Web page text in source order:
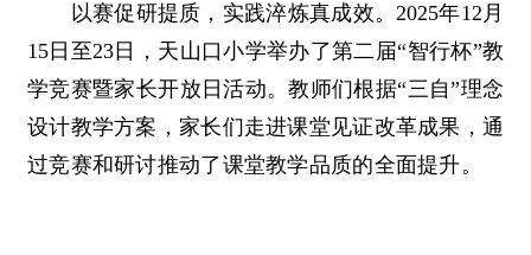
以赛促研提质，实践淬炼真成效。2025年12月
15日至23日，天山口小学举办了第二届“智行杯”教
学竞赛暨家长开放日活动。教师们根据“三自”理念
设计教学方案，家长们走进课堂见证改革成果，通
过竞赛和研讨推动了课堂教学品质的全面提升。